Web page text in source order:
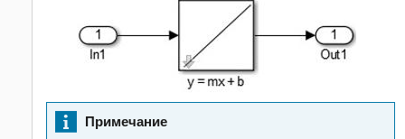
Примечание